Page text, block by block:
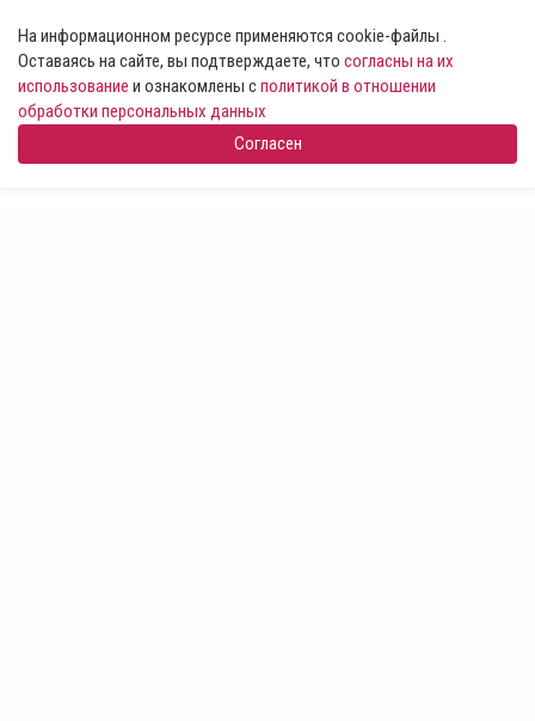
На информационном ресурсе применяются cookie-файлы .
Оставаясь на сайте, вы подтверждаете, что согласны на их
использование и ознакомлены сполитикой в отношении
обработки персональных данных
Согласен